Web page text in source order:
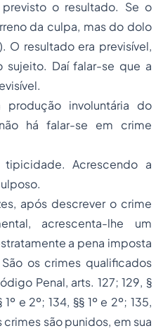
o resultado. Se o
da culpa, mas do dolo
O resultado era previsível,
sujeito. Daí falar-se que a
involuntária do
há falar-se em crime
Acrescendo a
após descrever o crime
acrescenta-lhe um
a pena imposta
os crimes qualificados
Penal, arts. 127; 129, §
e 2º; 134, §§ 1º e 2º; 135,
são punidos, em sua